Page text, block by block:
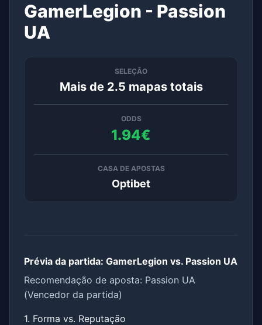
GamerLegion - Passion
UA
SELEÇÃO
Mais de 2.5 mapas totais
ODDS
1.94€
CASA DE APOSTAS
Optibet
Prévia da partida: GamerLegion vs. Passion UA
Recomendação de aposta: Passion UA
(Vencedor da partida)
1. Forma vs. Reputação